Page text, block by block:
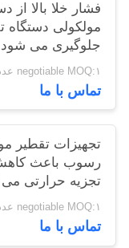
فشار خلا بالا از
مولکولی دستگاه
جلوگیری می شود
negotiable MOQ:۱ عدد
تماس با ما
تجهیزات تقطیر
رسوب باعث
تجزیه حرارتی
negotiable MOQ:۱ عدد
تماس با ما